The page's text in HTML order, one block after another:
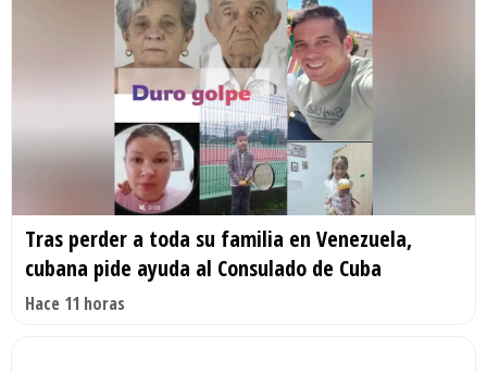
Tras perder a toda su familia en Venezuela,
cubana pide ayuda al Consulado de Cuba
Hace 11 horas